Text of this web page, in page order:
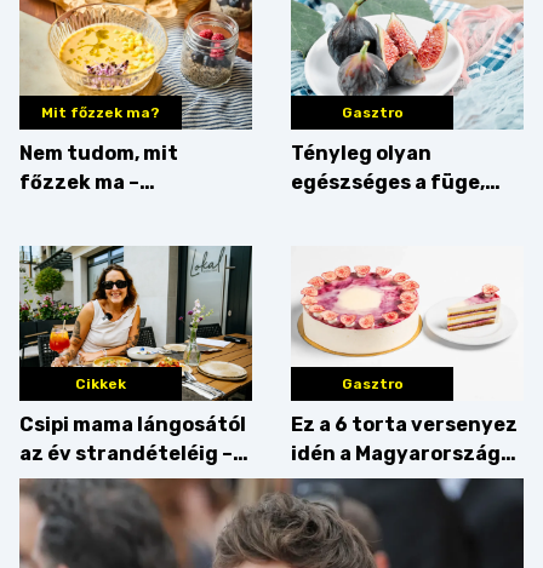
Mit főzzek ma?
Nem tudom, mit
főzzek ma –
Gasztro
Tényleg olyan
egészséges a füge,
Cikkek
Csipi mama lángosától
az év strandételéig –
idén is felzabáltuk a
Balaton déli partját
Gasztro
Ez a 6 torta versenyez
idén a Magyarország
tortája címért